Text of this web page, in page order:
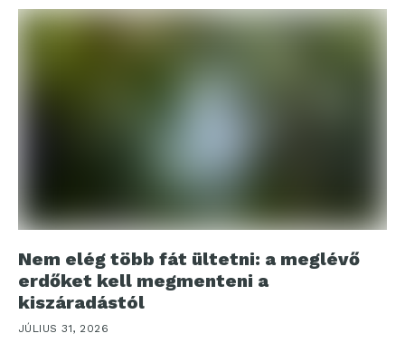
Nem elég több fát ültetni: a meglévő
erdőket kell megmenteni a
kiszáradástól
JÚLIUS 31, 2026